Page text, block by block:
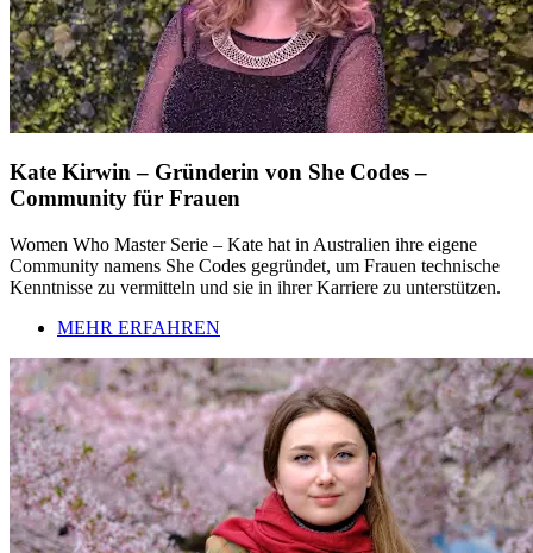
Kate Kirwin – Gründerin von She Codes –
Community für Frauen
Women Who Master Serie – Kate hat in Australien ihre eigene
Community namens She Codes gegründet, um Frauen technische
Kenntnisse zu vermitteln und sie in ihrer Karriere zu unterstützen.
MEHR ERFAHREN